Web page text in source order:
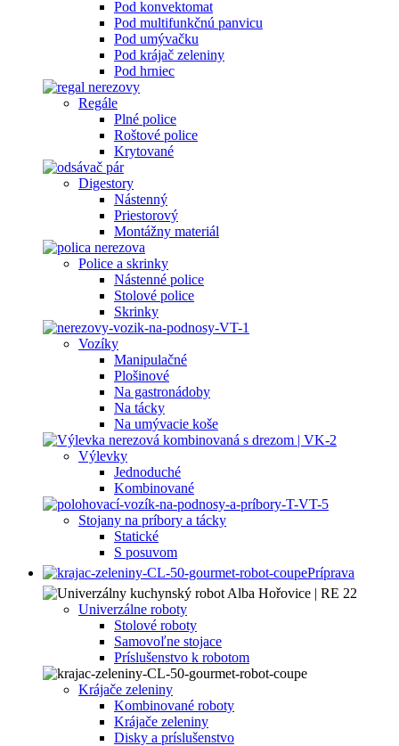
Pod konvektomat
Pod multifunkčnú panvicu
Pod umývačku
Pod krájač zeleniny
Pod hrniec
Regále
Plné police
Roštové police
Krytované
Digestory
Nástenný
Priestorový
Montážny materiál
Police a skrinky
Nástenné police
Stolové police
Skrinky
Vozíky
Manipulačné
Plošinové
Na gastronádoby
Na tácky
Na umývacie koše
Výlevky
Jednoduché
Kombinované
Stojany na príbory a tácky
Statické
S posuvom
Príprava
Univerzálne roboty
Stolové roboty
Samovoľne stojace
Príslušenstvo k robotom
Krájače zeleniny
Kombinované roboty
Krájače zeleniny
Disky a príslušenstvo